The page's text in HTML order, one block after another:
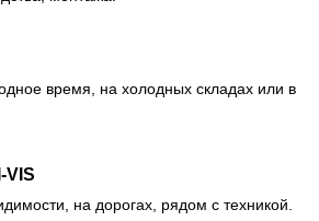
время, на холодных складах или в
VIS
на дорогах, рядом с техникой.